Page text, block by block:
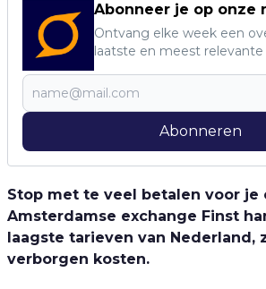
Abonneer je op onze
Ontvang elke week een
laatste en meest
Abonneren
Stop met te veel betalen voor je
Amsterdamse exchange Finst
laagste tarieven van Nederland,
verborgen kosten.